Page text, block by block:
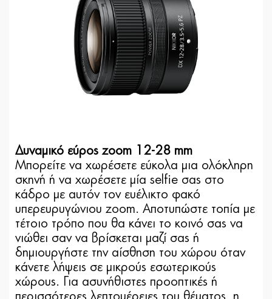
Δυναμικό εύρος zoom 12-28 mm
Μπορείτε να χωρέσετε εύκολα μια ολόκληρη
σκηνή ή να χωρέσετε μία selfie σας στο
κάδρο με αυτόν τον ευέλικτο φακό
υπερευρυγώνιου zoom. Αποτυπώστε τοπία με
τέτοιο τρόπο που θα κάνει το κοινό σας να
νιώθει σαν να βρίσκεται μαζί σας ή
δημιουργήστε την αίσθηση του χώρου όταν
κάνετε λήψεις σε μικρούς εσωτερικούς
χώρους. Για ασυνήθιστες προοπτικές ή
περισσότερες λεπτομέρειες του θέματος, η